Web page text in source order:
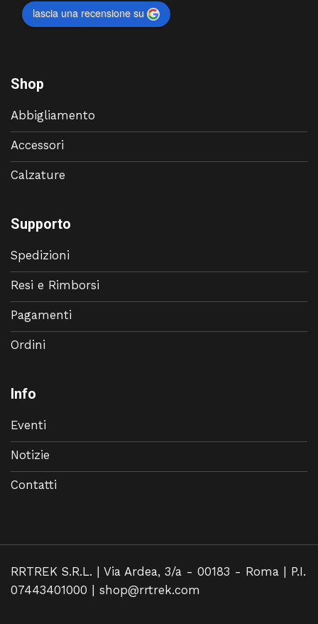
lascia una recensione su
Shop
Abbigliamento
Accessori
Calzature
Supporto
Spedizioni
Resi e Rimborsi
Pagamenti
Ordini
Info
Eventi
Notizie
Contatti
RRTREK S.R.L. | Via Ardea, 3/a - 00183 - Roma | P.I.
07443401000 | shop@rrtrek.com